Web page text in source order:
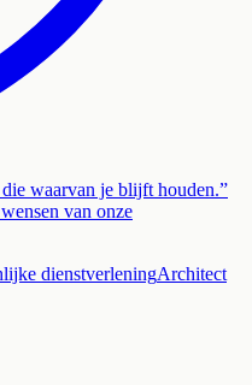
waarvan je blijft houden.”
van onze
dienstverleningArchitect